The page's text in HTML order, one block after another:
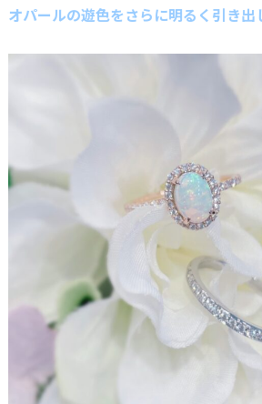
オパールの遊色をさらに明るく引き出